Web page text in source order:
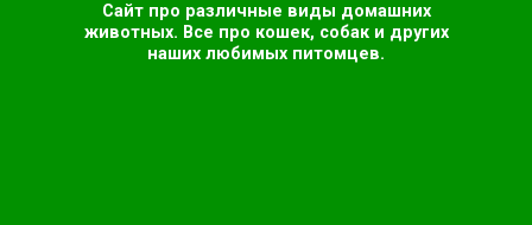
Сайт про различные виды домашних
животных. Все про кошек, собак и других
наших любимых питомцев.